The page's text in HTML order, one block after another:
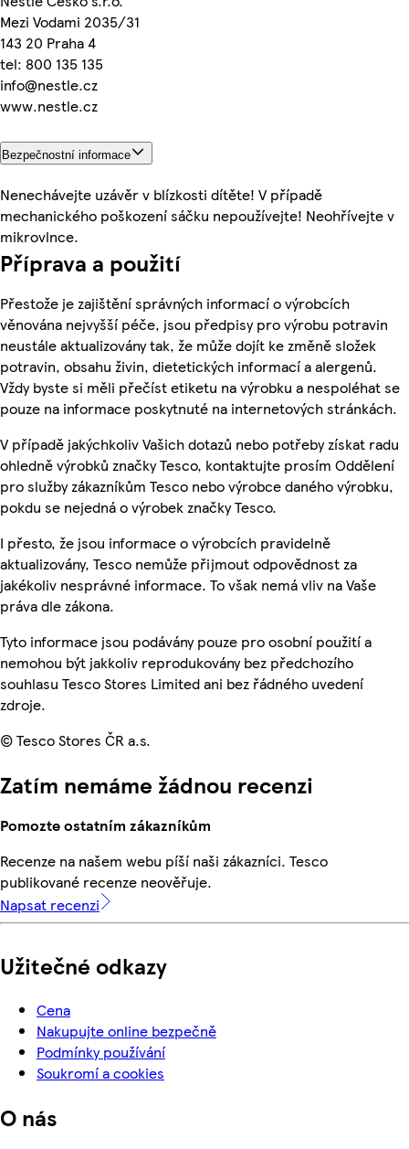
Mezi Vodami 2035/31
143 20 Praha 4
tel: 800 135 135
info@nestle.cz
www.nestle.cz
Bezpečnostní informace
Nenechávejte uzávěr v blízkosti dítěte! V případě
mechanického poškození sáčku nepoužívejte! Neohřívejte v
mikrovlnce.
Příprava a použití
Přestože je zajištění správných informací o výrobcích
věnována nejvyšší péče, jsou předpisy pro výrobu potravin
neustále aktualizovány tak, že může dojít ke změně složek
potravin, obsahu živin, dietetických informací a alergenů.
Vždy byste si měli přečíst etiketu na výrobku a nespoléhat se
pouze na informace poskytnuté na internetových stránkách.
V případě jakýchkoliv Vašich dotazů nebo potřeby získat radu
ohledně výrobků značky Tesco, kontaktujte prosím Oddělení
pro služby zákazníkům Tesco nebo výrobce daného výrobku,
pokdu se nejedná o výrobek značky Tesco.
I přesto, že jsou informace o výrobcích pravidelně
aktualizovány, Tesco nemůže přijmout odpovědnost za
jakékoliv nesprávné informace. To však nemá vliv na Vaše
práva dle zákona.
Tyto informace jsou podávány pouze pro osobní použití a
nemohou být jakkoliv reprodukovány bez předchozího
souhlasu Tesco Stores Limited ani bez řádného uvedení
zdroje.
© Tesco Stores ČR a.s.
Zatím nemáme žádnou recenzi
Pomozte ostatním zákazníkům
Recenze na našem webu píší naši zákazníci. Tesco
publikované recenze neověřuje.
Napsat recenzi
Užitečné odkazy
Cena
Nakupujte online bezpečně
Podmínky používání
Soukromí a cookies
O nás